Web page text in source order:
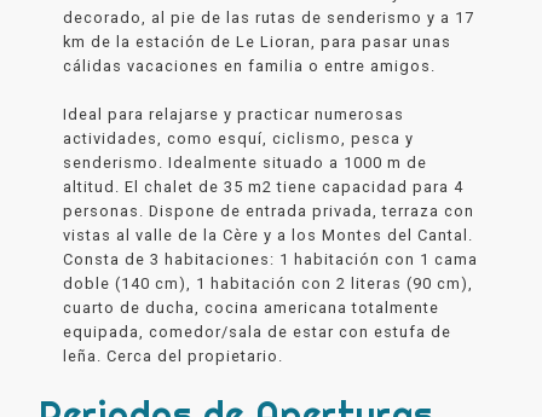
decorado, al pie de las rutas de senderismo y a 17
km de la estación de Le Lioran, para pasar unas
cálidas vacaciones en familia o entre amigos.
Ideal para relajarse y practicar numerosas
actividades, como esquí, ciclismo, pesca y
senderismo. Idealmente situado a 1000 m de
altitud. El chalet de 35 m2 tiene capacidad para 4
personas. Dispone de entrada privada, terraza con
vistas al valle de la Cère y a los Montes del Cantal.
Consta de 3 habitaciones: 1 habitación con 1 cama
doble (140 cm), 1 habitación con 2 literas (90 cm),
cuarto de ducha, cocina americana totalmente
equipada, comedor/sala de estar con estufa de
leña. Cerca del propietario.